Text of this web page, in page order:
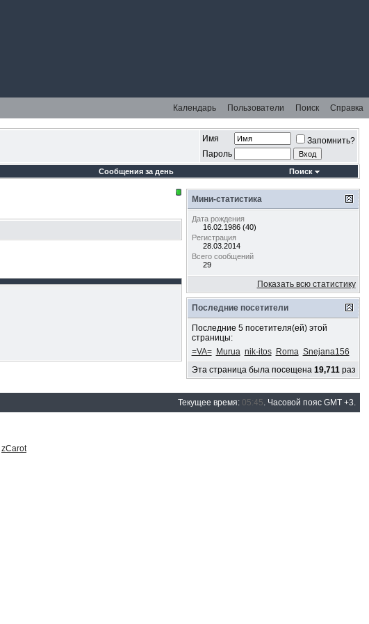
Календарь Пользователи Поиск Справка
Имя
Запомнить?
Пароль
Сообщения за день Поиск
Мини-статистика
Дата рождения
16.02.1986 (40)
Регистрация
28.03.2014
Всего сообщений
29
Показать всю статистику
Последние посетители
Последние 5 посетителя(ей) этой
страницы:
=VA=
Murua nik-itos Roma Snejana156
Эта страница была посещена 19,711раз
Текущее время: 05:45. Часовой пояс GMT +3.
zCarot